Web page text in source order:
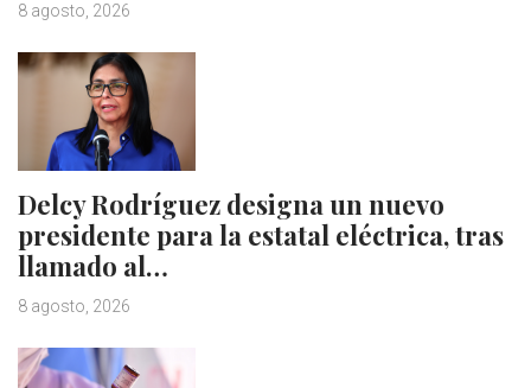
8 agosto, 2026
Delcy Rodríguez designa un nuevo
presidente para la estatal eléctrica, tras
llamado al…
8 agosto, 2026